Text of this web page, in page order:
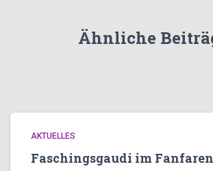
Ähnliche
AKTUELLES
Faschingsgaudi im